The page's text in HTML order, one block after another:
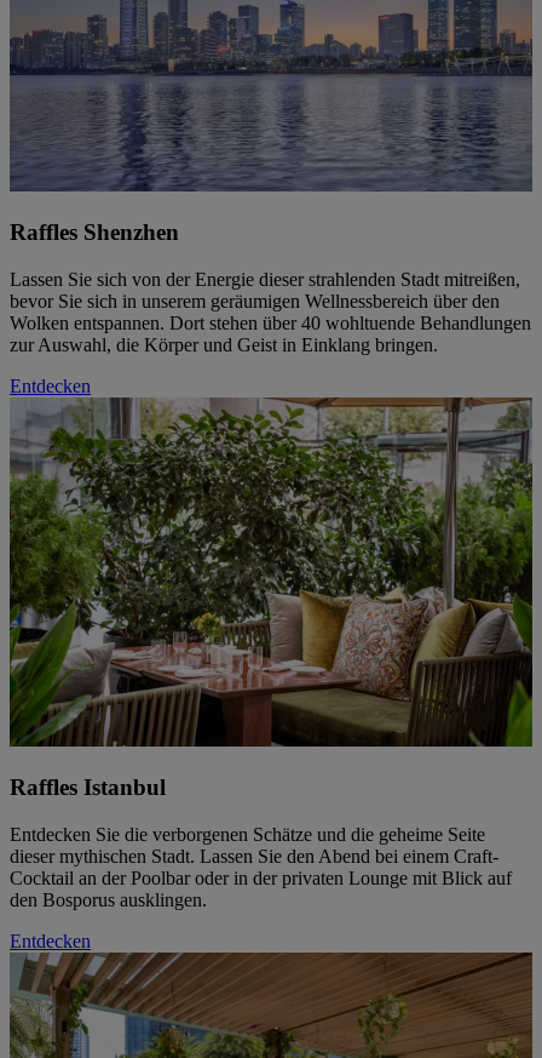
Raffles Shenzhen
Lassen Sie sich von der Energie dieser strahlenden Stadt mitreißen,
bevor Sie sich in unserem geräumigen Wellnessbereich über den
Wolken entspannen. Dort stehen über 40 wohltuende Behandlungen
zur Auswahl, die Körper und Geist in Einklang bringen.
Entdecken
Raffles Istanbul
Entdecken Sie die verborgenen Schätze und die geheime Seite
dieser mythischen Stadt. Lassen Sie den Abend bei einem Craft-
Cocktail an der Poolbar oder in der privaten Lounge mit Blick auf
den Bosporus ausklingen.
Entdecken